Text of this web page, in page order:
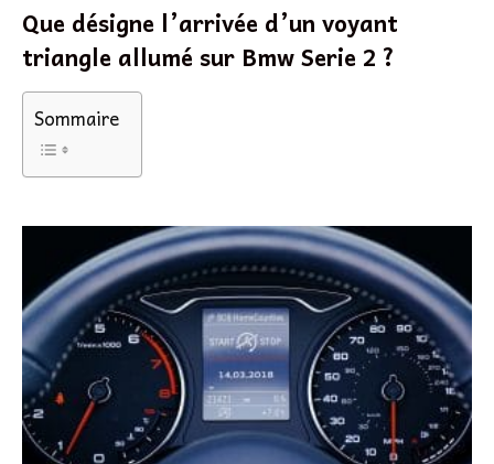
Que désigne l’arrivée d’un voyant
triangle allumé sur Bmw Serie 2 ?
Sommaire